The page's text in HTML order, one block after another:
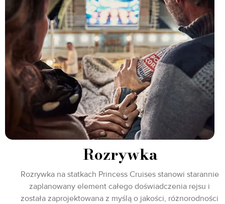
Rozrywka
Rozrywka na statkach Princess Cruises stanowi starannie
zaplanowany element całego doświadczenia rejsu i
została zaprojektowana z myślą o jakości, różnorodności